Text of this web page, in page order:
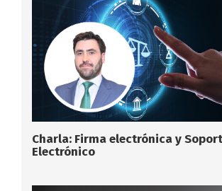
Charla: Firma electrónica y
Electrónico